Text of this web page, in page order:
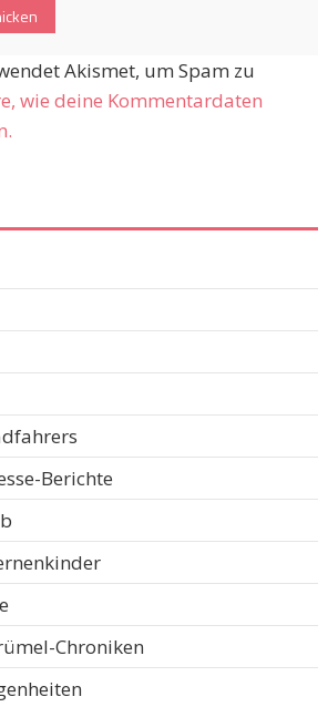
Akismet, um Spam zu
wie deine Kommentardaten
Berichte
Chroniken